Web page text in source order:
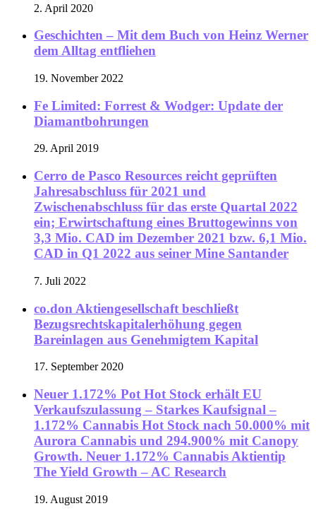
2. April 2020
Geschichten – Mit dem Buch von Heinz Werner
dem Alltag entfliehen
19. November 2022
Fe Limited: Forrest & Wodger: Update der
Diamantbohrungen
29. April 2019
Cerro de Pasco Resources reicht geprüften
Jahresabschluss für 2021 und
Zwischenabschluss für das erste Quartal 2022
ein; Erwirtschaftung eines Bruttogewinns von
3,3 Mio. CAD im Dezember 2021 bzw. 6,1 Mio.
CAD in Q1 2022 aus seiner Mine Santander
7. Juli 2022
co.don Aktiengesellschaft beschließt
Bezugsrechtskapitalerhöhung gegen
Bareinlagen aus Genehmigtem Kapital
17. September 2020
Neuer 1.172% Pot Hot Stock erhält EU
Verkaufszulassung – Starkes Kaufsignal –
1.172% Cannabis Hot Stock nach 50.000% mit
Aurora Cannabis und 294.900% mit Canopy
Growth. Neuer 1.172% Cannabis Aktientip
The Yield Growth – AC Research
19. August 2019